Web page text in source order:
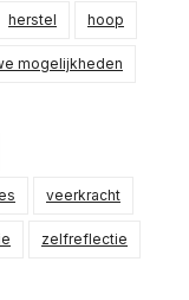
herstel hoop
mogelijkheden
veerkracht
zelfreflectie